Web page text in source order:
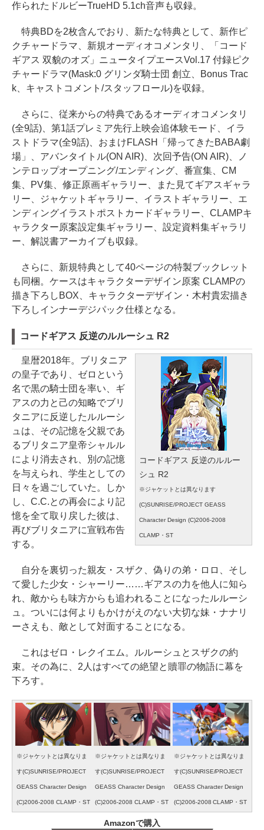
作られたドルビーTrueHD 5.1ch音声も収録。
特典BDを2枚含んでおり、新たな特典として、新作ピ
クチャードラマ、新規オーディオコメンタリ、「コード
ギアス 双貌のオズ」ニュータイプエースVol.17 付録ピク
チャードラマ(Mask:0 グリンダ騎士団 創立、Bonus Trac
k、キャストコメント/スタッフロール)を収録。
さらに、従来からの特典であるオーディオコメンタリ
(全9話)、第1話プレミア先行上映会追体験モード、イラ
ストドラマ(全9話)、おまけFLASH「帰ってきたBABA劇
場」、アバンタイトル(ON AIR)、次回予告(ON AIR)、ノ
ンテロップオープニング/エンディング、番宣集、CM
集、PV集、修正原画ギャラリー、また見てギアスギャラ
リー、ジャケットギャラリー、イラストギャラリー、エ
ンディングイラストポストカードギャラリー、CLAMPキ
ャラクター原案設定集ギャラリー、設定資料集ギャラリ
ー、解説書アーカイブも収録。
さらに、新規特典として40ページの特製ブックレット
も同梱。ケースはキャラクターデザイン原案 CLAMPの
描き下ろしBOX、キャラクターデザイン・木村貴宏描き
下ろしインナーデジパック仕様となる。
コードギアス 反逆のルルーシュ R2
コードギアス 反逆のルルー
シュ R2
※ジャケットとは異なります
(C)SUNRISE/PROJECT GEASS
Character Design (C)2006-2008
CLAMP・ST
皇暦2018年。ブリタニア
の皇子であり、ゼロという
名で黒の騎士団を率い、ギ
アスの力と己の知略でブリ
タニアに反逆したルルーシ
ュは、その記憶を父親であ
るブリタニア皇帝シャルル
により消去され、別の記憶
を与えられ、学生としての
日々を過ごしていた。しか
し、C.C.との再会により記
憶を全て取り戻した彼は、
再びブリタニアに宣戦布告
する。
自分を裏切った親友・スザク、偽りの弟・ロロ、そし
て愛した少女・シャーリー……ギアスの力を他人に知ら
れ、敵からも味方からも追われることになったルルーシ
ュ。ついには何よりもかけがえのない大切な妹・ナナリ
ーさえも、敵として対面することになる。
これはゼロ・レクイエム。ルルーシュとスザクの約
束。その為に、2人はすべての絶望と贖罪の物語に幕を
下ろす。
※ジャケットとは異なりま
す(C)SUNRISE/PROJECT
GEASS Character Design
(C)2006-2008 CLAMP・ST
※ジャケットとは異なりま
す(C)SUNRISE/PROJECT
GEASS Character Design
(C)2006-2008 CLAMP・ST
※ジャケットとは異なりま
す(C)SUNRISE/PROJECT
GEASS Character Design
(C)2006-2008 CLAMP・ST
Amazonで購入